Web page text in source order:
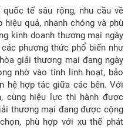
tế sâu rộng, nhu cầu về
quả, nhanh chóng và phù
kinh doanh thương mại ngày
phương thức phổ biến như
giải thương mại đang ngày
nhờ vào tính linh hoạt, bảo
hệ hợp tác giữa các bên. Với
cùng hiệu lực thi hành được
thương mại đang được cộng
phù hợp với xu thế phát